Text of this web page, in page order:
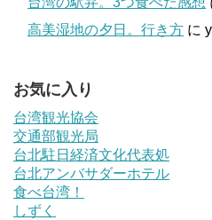
高美湿地の夕日。行き方 に
お気に入り
台湾観光協会
交通部観光局
台北駐日経済文化代表処
台北アンバサダーホテル
食べ台湾！
しずく